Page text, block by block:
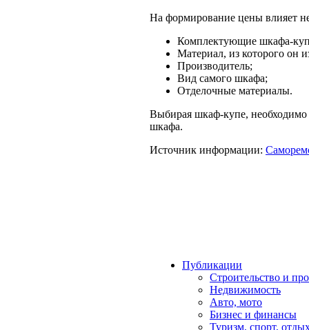
На формирование цены влияет
Комплектующие шкафа-
Материал, из которого он
Производитель;
Вид самого шкафа;
Отделочные материалы.
Выбирая шкаф-купе, необходимо
шкафа.
Источник информации:
Публикации
Строительство и
Недвижимость
Авто, мото
Бизнес и финансы
Туризм, спорт,